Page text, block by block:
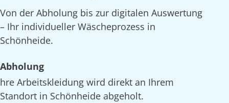
Von der Abholung bis zur digitalen Auswertung
– Ihr individueller Wäscheprozess in
Schönheide.
Abholung
hre Arbeitskleidung wird direkt an Ihrem
Standort in Schönheide abgeholt.